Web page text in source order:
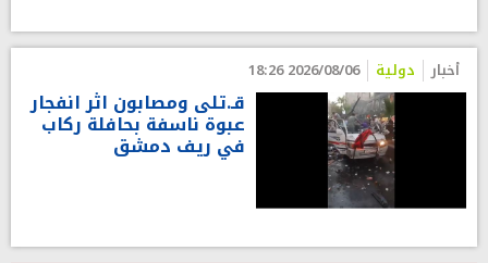
أخبار دولية 2026/08/06 18:26
قـ.تلى ومصابون اثر انفجار
عبوة ناسفة بحافلة ركاب
في ريف دمشق